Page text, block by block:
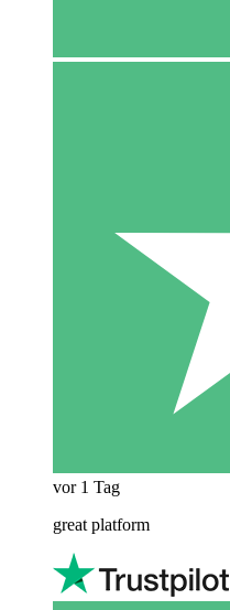
vor 1 Tag
great platform